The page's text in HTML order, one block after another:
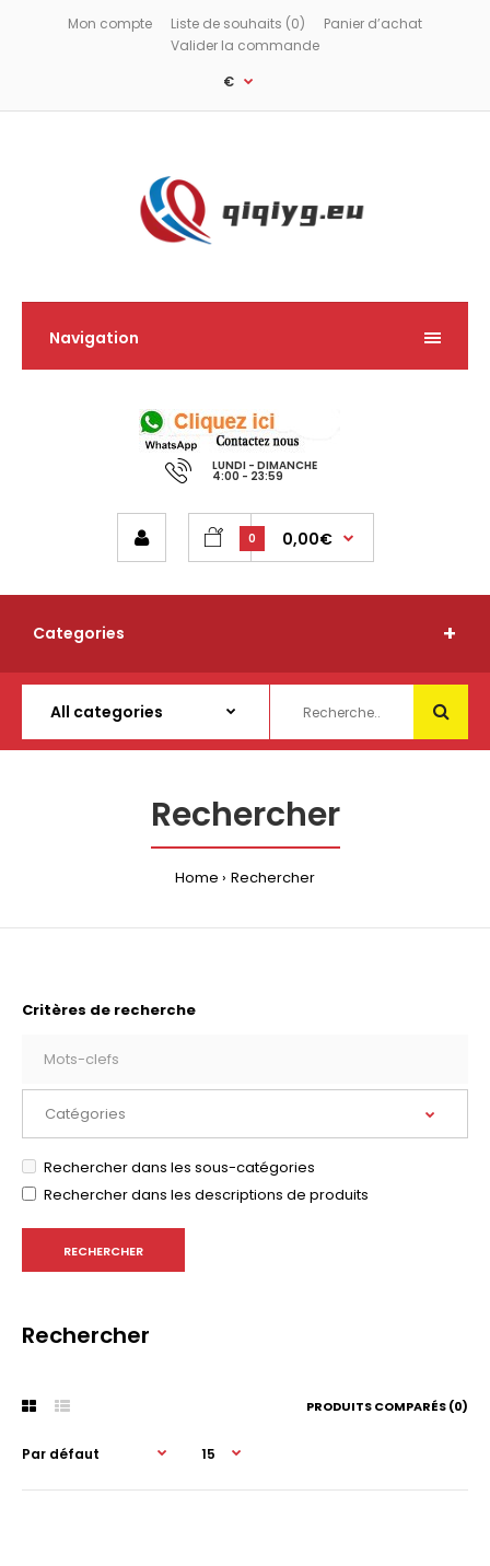
Mon compte Liste de souhaits (0)
Panier d’achat
Valider la commande
€
Navigation
LUNDI - DIMANCHE
4:00 - 23:59
0 0,00€
Categories
Rechercher
Home Rechercher
Critères de recherche
Rechercher dans les sous-catégories
Rechercher dans les descriptions de produits
Rechercher
PRODUITS COMPARÉS (0)